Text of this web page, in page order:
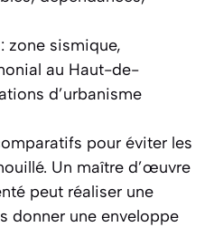
zone sismique,
au Haut-de-
d’urbanisme
pour éviter les
Un maître d’œuvre
peut réaliser une
donner une enveloppe